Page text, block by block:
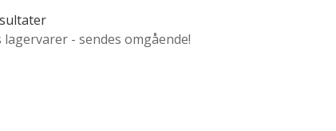
lagervarer - sendes omgående!